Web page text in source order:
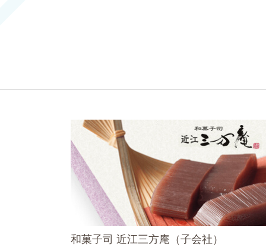
和菓子司 近江三方庵（子会社）